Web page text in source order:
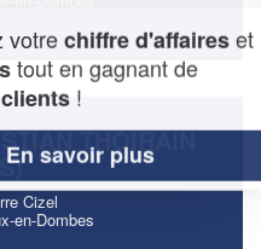
THOIRAIN
Cizel
en-Dombes
chiffre d'affaireset
en gagnant de
!
savoir plus